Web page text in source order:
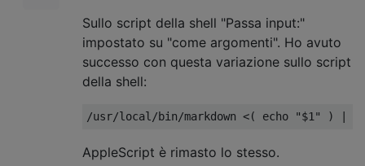
Sullo script della shell "Passa input:"
impostato su "come argomenti". Ho avuto
successo con questa variazione sullo script
della shell:
AppleScript è rimasto lo stesso.